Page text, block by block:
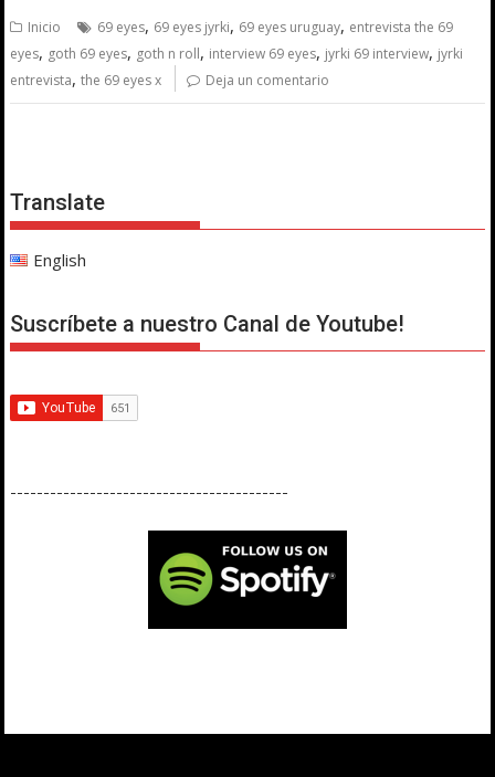
Inicio 69 eyes, 69 eyes jyrki, 69 eyes uruguay, entrevista the 69
eyes, goth 69 eyes, goth n roll, interview 69 eyes, jyrki 69 interview, jyrki
entrevista,the 69 eyes x Deja un comentario
Translate
English
Suscríbete a nuestro Canal de Youtube!
------------------------------------------